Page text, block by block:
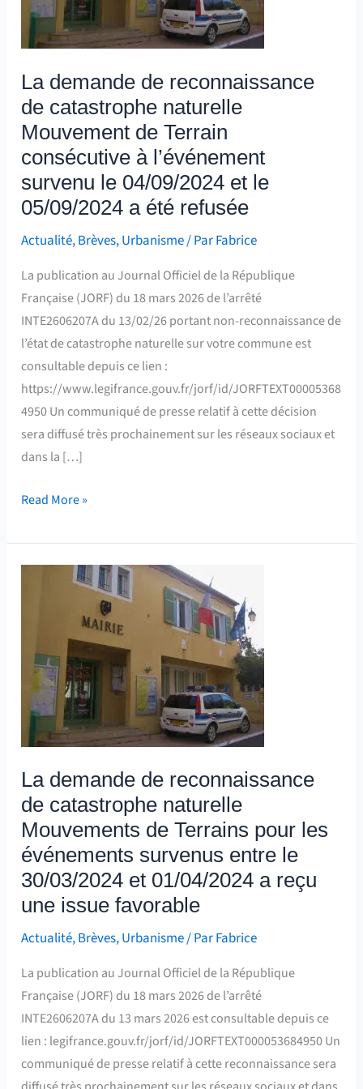
La demande de reconnaissance
de catastrophe naturelle
Mouvement de Terrain
consécutive à l’événement
survenu le 04/09/2024 et le
05/09/2024 a été refusée
Actualité,Brèves,Urbanisme/ ParFabrice
La publication au Journal Officiel de la République
Française (JORF) du 18 mars 2026 de l’arrêté
INTE2606207A du 13/02/26 portant non-reconnaissance de
l’état de catastrophe naturelle sur votre commune est
consultable depuis ce lien :
https://www.legifrance.gouv.fr/jorf/id/JORFTEXT00005368
4950 Un communiqué de presse relatif à cette décision
sera diffusé très prochainement sur les réseaux sociaux et
dans la […]
naturelle
Mouvement
Terrain
consécutive
à
l’événement
le
04/09/2024
et
05/09/2024
a
été
refusée
Read More »
La demande de reconnaissance
de catastrophe naturelle
Mouvements de Terrains pour les
événements survenus entre le
30/03/2024 et 01/04/2024 a reçu
une issue favorable
Actualité,Brèves,Urbanisme/ ParFabrice
La publication au Journal Officiel de la République
Française (JORF) du 18 mars 2026 de l’arrêté
INTE2606207A du 13 mars 2026 est consultable depuis ce
lien : legifrance.gouv.fr/jorf/id/JORFTEXT000053684950 Un
communiqué de presse relatif à cette reconnaissance sera
reconnaissance
de
catastrophe
naturelle
Mouvements
Terrains
pour
les
événements
survenus
entre
le
30/03/2024
01/04/2024
a
reçu
une
issue